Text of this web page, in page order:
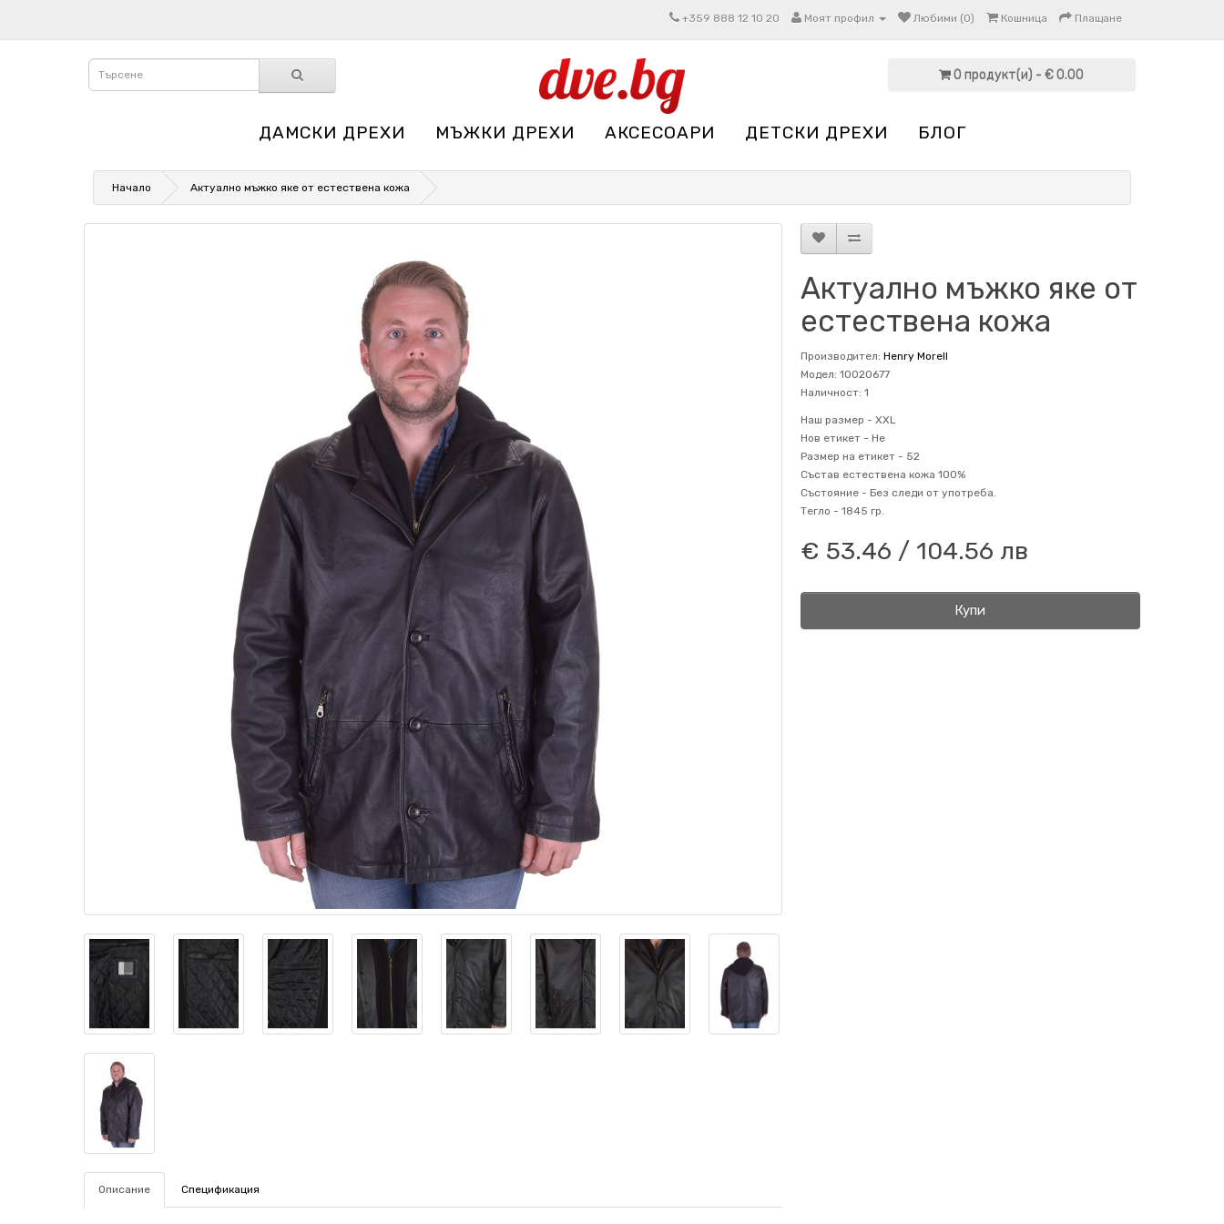
+359 888 12 10 20 Моят профил Любими (0) Кошница Плащане
0 продукт(и) - € 0.00
ДАМСКИ ДРЕХИ МЪЖКИ ДРЕХИ АКСЕСОАРИ ДЕТСКИ ДРЕХИ БЛОГ
Начало Актуално мъжко яке от естествена кожа
Описание Спецификация
Актуално мъжко яке от
естествена кожа
Производител: Henry Morell
Модел: 10020677
Наличност: 1
Наш размер - XXL
Нов етикет - Не
Размер на етикет - 52
Състав естествена кожа 100%
Състояние - Без следи от употреба.
Тегло - 1845 гр.
€ 53.46 / 104.56 лв
Купи